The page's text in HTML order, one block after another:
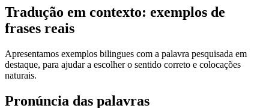
Tradução em contexto: exemplos de
frases reais
Apresentamos exemplos bilingues com a palavra pesquisada em
destaque, para ajudar a escolher o sentido correto e colocações
naturais.
Pronúncia das palavras